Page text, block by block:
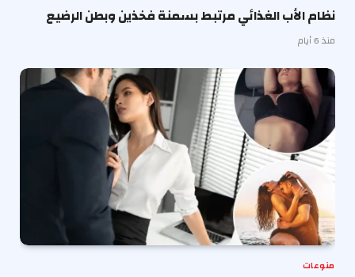
نظام الأب الغذائي مرتبط بسمنة فخذين وبطن الرضيع
منذ 6 أيام
منوعات